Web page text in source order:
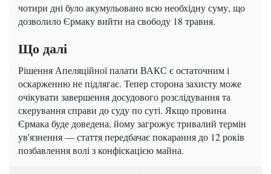
чотири дні було акумульовано всю необхідну суму, що
дозволило Єрмаку вийти на свободу 18 травня.
Що далі
Рішення Апеляційної палати ВАКС є остаточним і
оскарженню не підлягає. Тепер сторона захисту може
очікувати завершення досудового розслідування та
скерування справи до суду по суті. Якщо провина
Єрмака буде доведена, йому загрожує тривалий термін
ув'язнення — стаття передбачає покарання до 12 років
позбавлення волі з конфіскацією майна.